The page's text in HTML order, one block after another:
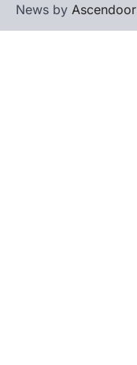
News by Ascendoor